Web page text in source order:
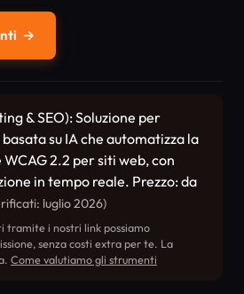
→
& SEO): Soluzione per
su IA che automatizza la
2.2 per siti web, con
in tempo reale. Prezzo: da
luglio 2026)
tramite i nostri link possiamo
senza costi extra per te. La
Come valutiamo gli strumenti